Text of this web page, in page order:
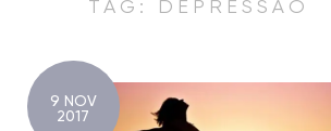
TAG: DEPRESSÃO
9 NOV
2017